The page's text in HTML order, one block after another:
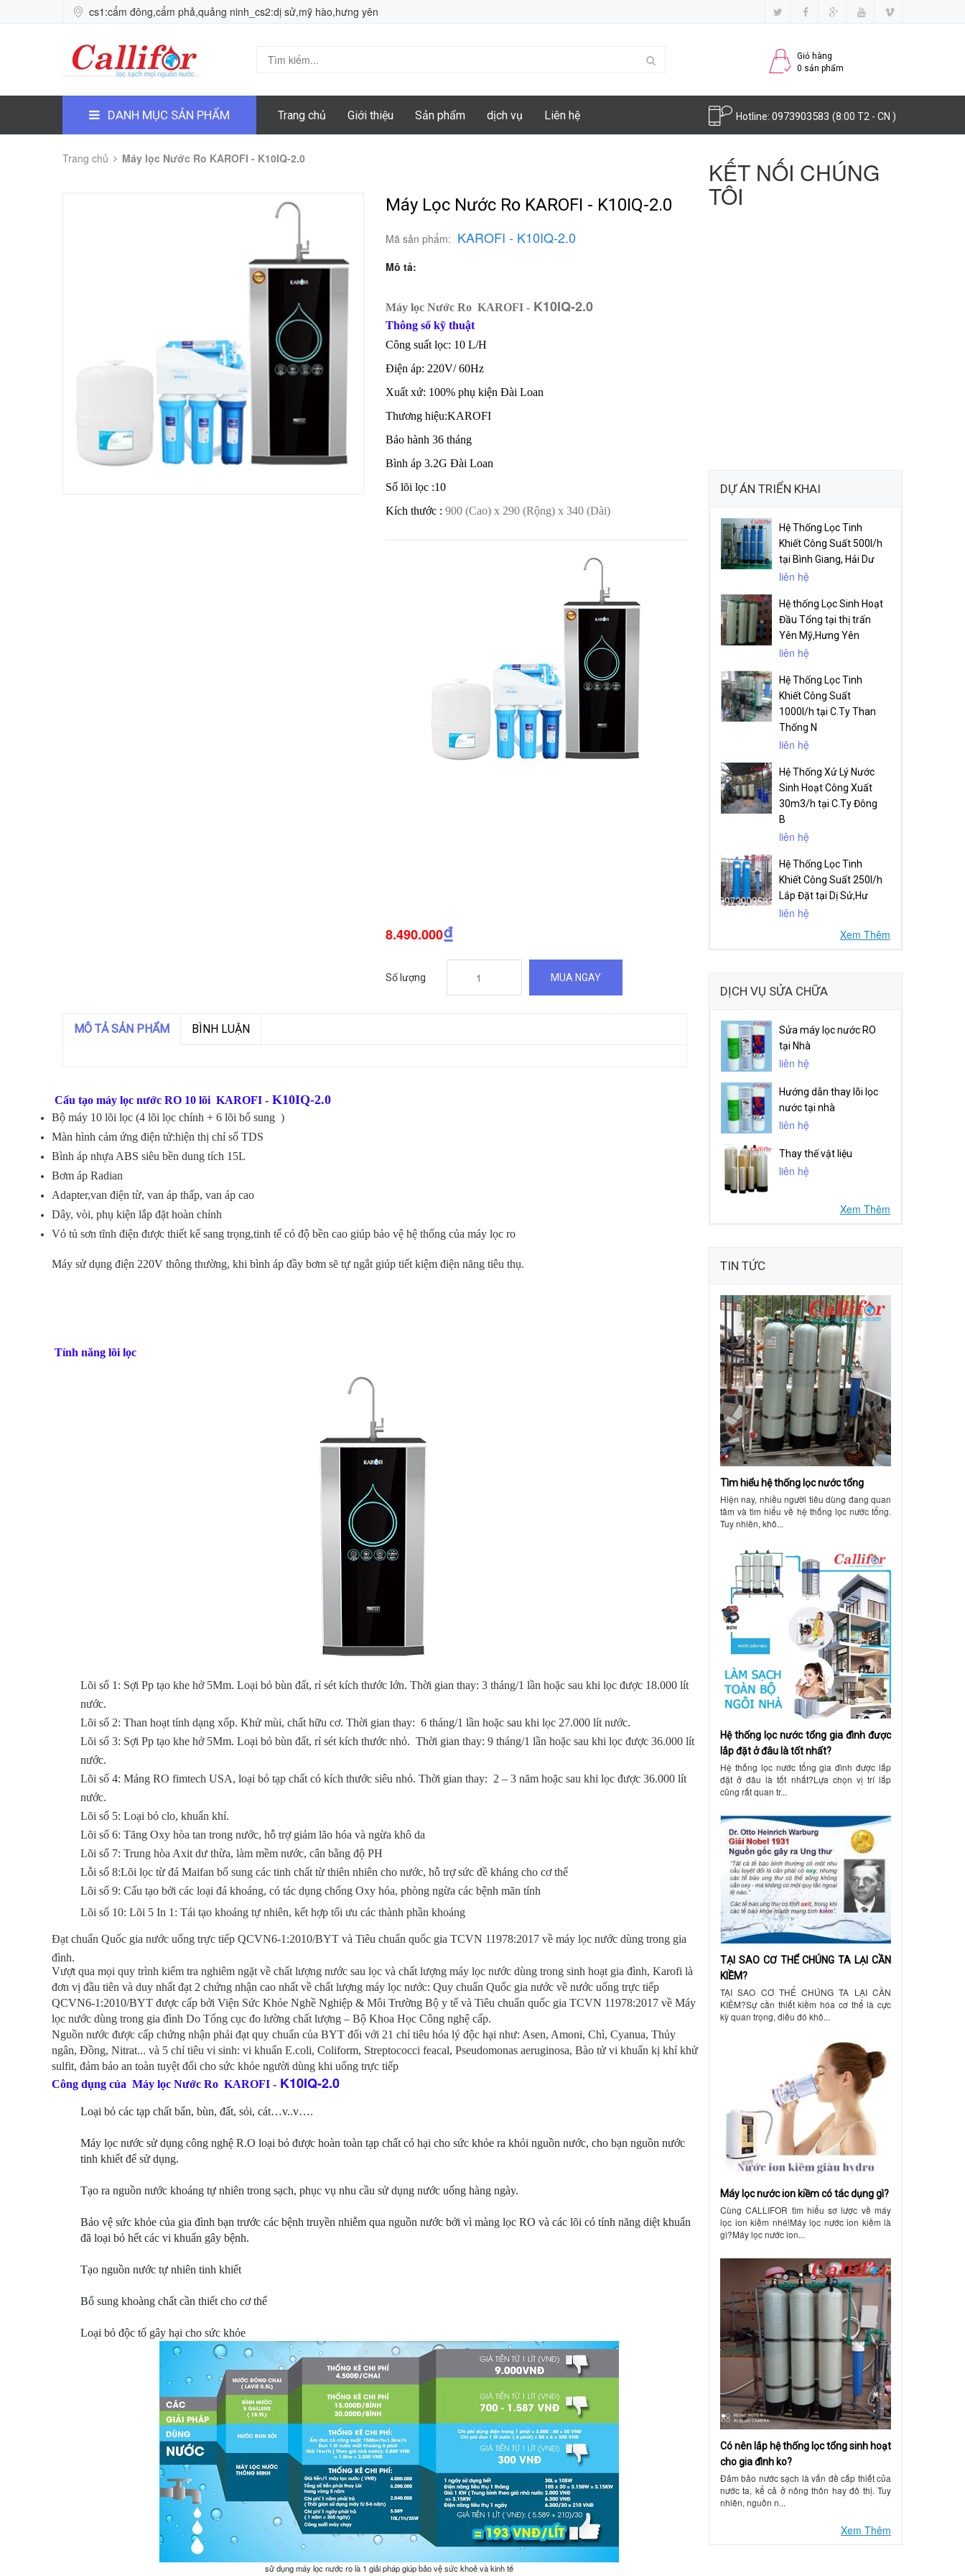
cs1:cẩm đông,cẩm phả,quảng ninh_cs2:dị sử,mỹ hào,hưng yên
Giỏ hàng
0 sản phẩm
DANH MỤC SẢN PHẨM Trang chủ Giới thiệu Sản phẩm dịch vụ Liên hệ Hotline: 0973903583 (8:00 T2 - CN )
Trang chủ Máy lọc Nước Ro KAROFI - K10IQ-2.0
Máy Lọc Nước Ro KAROFI - K10IQ-2.0
Mã sản phẩm: KAROFI - K10IQ-2.0
Mô tả:
Máy lọc Nước Ro KAROFI - K10IQ-2.0
Thông số kỹ thuật
Công suất lọc: 10 L/H
Điện áp: 220V/ 60Hz
Xuất xứ: 100% phụ kiện Đài Loan
Thương hiệu:KAROFI
Bảo hành 36 tháng
Bình áp 3.2G Đài Loan
Số lõi lọc :10
Kích thước : 900 (Cao) x 290 (Rộng) x 340 (Dài)
8.490.000₫
Số lượng MUA NGAY
MÔ TẢ SẢN PHẨM BÌNH LUẬN
Cấu tạo máy lọc nước RO 10 lõi KAROFI - K10IQ-2.0
Bộ máy 10 lõi lọc (4 lõi lọc chính + 6 lõi bổ sung )
Màn hình cảm ứng điện tử:hiện thị chỉ số TDS
Bình áp nhựa ABS siêu bền dung tích 15L
Bơm áp Radian
Adapter,van điện từ, van áp thấp, van áp cao
Dây, vòi, phụ kiện lắp đặt hoàn chỉnh
Vỏ tủ sơn tĩnh điện được thiết kế sang trọng,tinh tế có độ bền cao giúp bảo vệ hệ thống của máy lọc ro
Máy sử dụng điện 220V thông thường, khi bình áp đầy bơm sẽ tự ngắt giúp tiết kiệm điện năng tiêu thụ.
Tính năng lõi lọc
Lõi số 1: Sợi Pp tạo khe hở 5Mm. Loại bỏ bùn đất, rỉ sét kích thước lớn. Thời gian thay: 3 tháng/1 lần hoặc sau khi lọc được 18.000 lít
nước.
Lõi số 2: Than hoạt tính dạng xốp. Khử mùi, chất hữu cơ. Thời gian thay: 6 tháng/1 lần hoặc sau khi lọc 27.000 lít nước.
Lõi số 3: Sợi Pp tạo khe hở 5Mm. Loại bỏ bùn đất, rỉ sét kích thước nhỏ. Thời gian thay: 9 tháng/1 lần hoặc sau khi lọc được 36.000 lít
nước.
Lõi số 4: Mảng RO fimtech USA, loại bỏ tạp chất có kích thước siêu nhỏ. Thời gian thay: 2 – 3 năm hoặc sau khi lọc được 36.000 lít
nước.
Lõi số 5: Loại bỏ clo, khuẩn khí.
Lõi số 6: Tăng Oxy hòa tan trong nước, hỗ trợ giảm lão hóa và ngừa khô da
Lõi số 7: Trung hòa Axit dư thừa, làm mềm nước, cân bằng độ PH
Lỗi số 8:Lõi lọc từ đá Maifan bổ sung các tinh chất từ thiên nhiên cho nước, hỗ trợ sức đề kháng cho cơ thể
Lõi số 9: Cấu tạo bởi các loại đá khoáng, có tác dụng chống Oxy hóa, phòng ngừa các bệnh mãn tính
Lõi số 10: Lõi 5 In 1: Tái tạo khoáng tự nhiên, kết hợp tối ưu các thành phần khoáng
Đạt chuẩn Quốc gia nước uống trực tiếp QCVN6-1:2010/BYT và Tiêu chuẩn quốc gia TCVN 11978:2017 về máy lọc nước dùng trong gia
đình.
Vượt qua mọi quy trình kiểm tra nghiêm ngặt về chất lượng nước sau lọc và chất lượng máy lọc nước dùng trong sinh hoạt gia đình, Karofi là
đơn vị đầu tiên và duy nhất đạt 2 chứng nhận cao nhất về chất lượng máy lọc nước: Quy chuẩn Quốc gia nước về nước uống trực tiếp
QCVN6-1:2010/BYT được cấp bởi Viện Sức Khỏe Nghề Nghiệp & Môi Trường Bộ y tế và Tiêu chuẩn quốc gia TCVN 11978:2017 về Máy
lọc nước dùng trong gia đình Do Tổng cục đo lường chất lượng – Bộ Khoa Học Công nghệ cấp.
Nguồn nước được cấp chứng nhận phải đạt quy chuẩn của BYT đối với 21 chỉ tiêu hóa lý độc hại như: Asen, Amoni, Chì, Cyanua, Thủy
ngân, Đồng, Nitrat... và 5 chỉ tiêu vi sinh: vi khuẩn E.coli, Coliform, Streptococci feacal, Pseudomonas aeruginosa, Bào tử vi khuẩn kị khí khử
sulfit, đảm bảo an toàn tuyệt đối cho sức khỏe người dùng khi uống trực tiếp
Công dụng của Máy lọc Nước Ro KAROFI - K10IQ-2.0
Loại bỏ các tạp chất bẩn, bùn, đất, sỏi, cát…v..v….
Máy lọc nước sử dụng công nghệ R.O loại bỏ được hoàn toàn tạp chất có hại cho sức khỏe ra khỏi nguồn nước, cho bạn nguồn nước
tinh khiết để sử dụng.
Tạo ra nguồn nước khoáng tự nhiên trong sạch, phục vụ nhu cầu sử dụng nước uống hàng ngày.
Bảo vệ sức khỏe của gia đình bạn trước các bệnh truyền nhiễm qua nguồn nước bởi vì màng lọc RO và các lõi có tính năng diệt khuẩn
đã loại bỏ hết các vi khuẩn gây bệnh.
Tạo nguồn nước tự nhiên tinh khiết
Bổ sung khoàng chất cần thiết cho cơ thể
Loại bỏ độc tố gây hại cho sức khỏe
sử dụng máy lọc nước ro là 1 giải pháp giúp bảo vệ sức khoẻ và kinh tế
KẾT NỐI CHÚNG
TÔI
DỰ ÁN TRIỂN KHAI
Hệ Thống Lọc Tinh
Khiết Công Suất 500l/h
tại Bình Giang, Hải Dư
liên hệ
Hệ thống Lọc Sinh Hoạt
Đầu Tổng tại thị trấn
Yên Mỹ,Hưng Yên
liên hệ
Hệ Thống Lọc Tinh
Khiết Công Suất
1000l/h tại C.Ty Than
Thống N
liên hệ
Hệ Thống Xử Lý Nước
Sinh Hoạt Công Xuất
30m3/h tại C.Ty Đông
B
liên hệ
Hệ Thống Lọc Tinh
Khiết Công Suất 250l/h
Lắp Đặt tại Dị Sử,Hư
liên hệ
Xem Thêm
DỊCH VỤ SỬA CHỮA
Sửa máy lọc nước RO
tại Nhà
liên hệ
Hướng dẫn thay lõi lọc
nước tại nhà
liên hệ
Thay thế vật liệu
liên hệ
Xem Thêm
TIN TỨC
Tìm hiểu hệ thống lọc nước tổng
Hiện nay, nhiều người tiêu dùng đang quan
tâm và tìm hiểu về hệ thống lọc nước tổng.
Tuy nhiên, khô...
Hệ thống lọc nước tổng gia đình được
lắp đặt ở đâu là tốt nhất?
Hệ thống lọc nước tổng gia đình được lắp
đặt ở đâu là tốt nhất?Lựa chọn vị trí lắp
cũng rất quan tr...
TẠI SAO CƠ THỂ CHÚNG TA LẠI CẦN
KIỀM?
TẠI SAO CƠ THỂ CHÚNG TA LẠI CẦN
KIỀM?Sự cần thiết kiềm hóa cơ thể là cực
kỳ quan trọng, điều đó khô...
Máy lọc nước ion kiềm có tác dụng gì?
Cùng CALLIFOR tìm hiểu sơ lược về máy
lọc ion kiềm nhé!Máy lọc nước ion kiềm là
gì?Máy lọc nước ion...
Có nên lắp hệ thống lọc tổng sinh hoạt
cho gia đình ko?
Đảm bảo nước sạch là vấn đề cấp thiết của
nước ta, kể cả ở nông thôn hay đô thị. Tuy
nhiên, nguồn n...
Xem Thêm